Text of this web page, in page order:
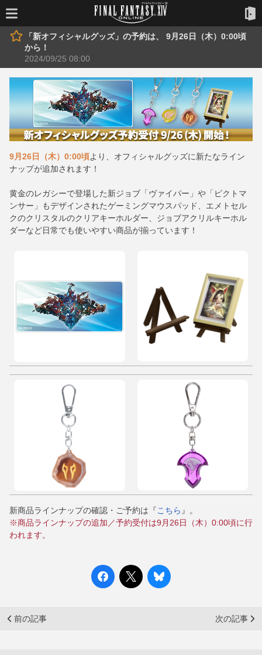
「新オフィシャルグッズ」の予約は、 9月26日（木）0:00頃
から！
2024/09/25 08:00
9月26日（木）0:00頃より、オフィシャルグッズに新たなライン
ナップが追加されます！
黄金のレガシーで登場した新ジョブ「ヴァイパー」や「ピクトマ
ンサー」もデザインされたゲーミングマウスパッド、エメトセル
クのクリスタルのクリアキーホルダー、ジョブアクリルキーホル
ダーなど日常でも使いやすい商品が揃っています！
新商品ラインナップの確認・ご予約は『こちら 』。
※商品ラインナップの追加／予約受付は9月26日（木）0:00頃に行
われます。
前の記事 次の記事